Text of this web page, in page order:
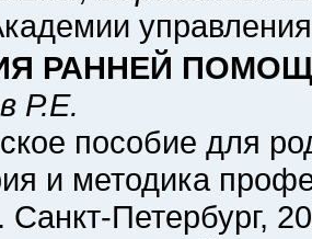
РАННЕЙ
Р.Е.
пособие для
и методика
Санкт-Петербург,